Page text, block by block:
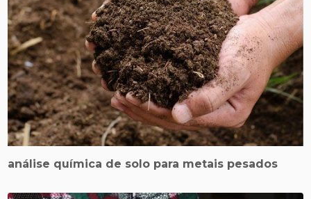
análise química de solo para metais pesados